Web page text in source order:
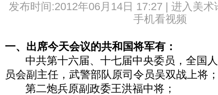
发布时间:2012年06月14日 17:27 | 进入美术
手机看视频
一、出席今天会议的共和国将军有：
中共第十六届、十七届中央委员，全国人
员会副主任，武警部队原司令员吴双战上将
第二炮兵原副政委王洪福中将；